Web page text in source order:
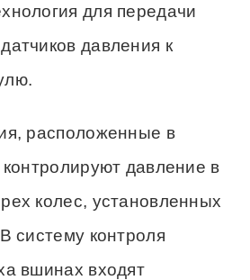
для передачи
давления к
расположенные в
контролируют давление в
колес, установленных
систему контроля
вшинах входят